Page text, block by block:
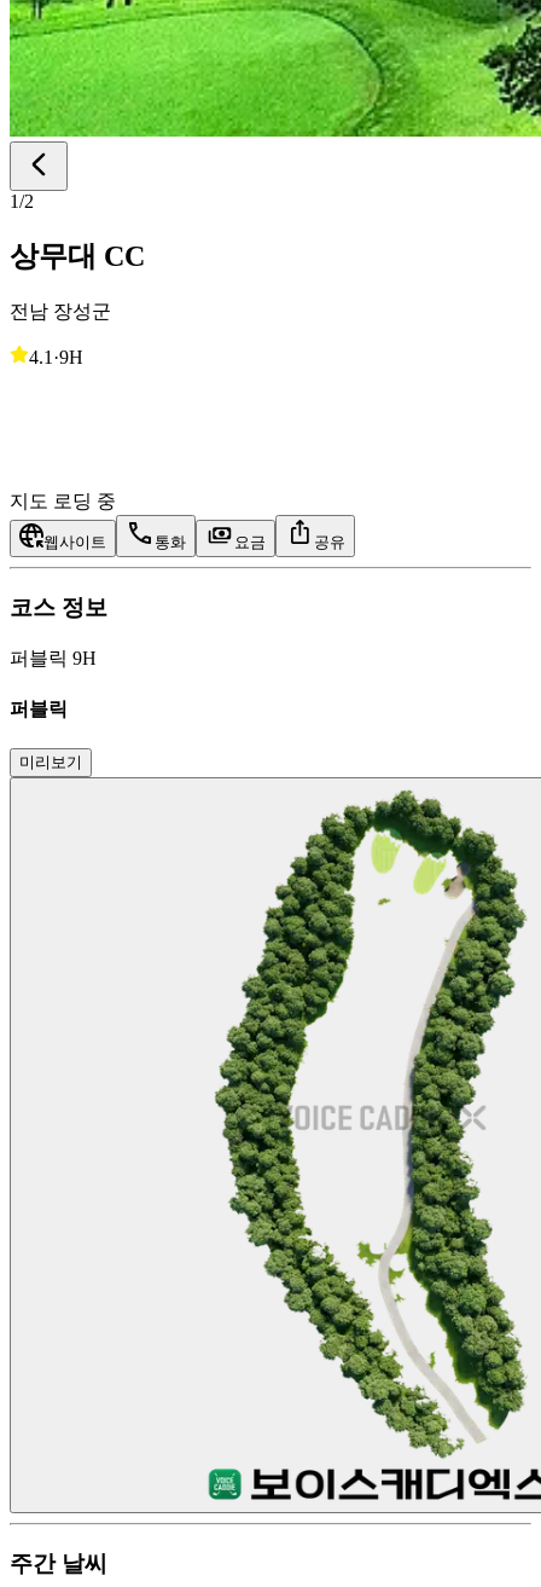
1/2
상무대 CC
전남 장성군
4.1 ·9H
지도 로딩 중
웹사이트 통화 요금 공유
코스 정보
퍼블릭 9H
퍼블릭
미리보기
주간 날씨